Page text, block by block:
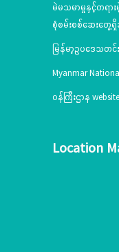
မဲမသမာမှုနှင့်တရား
စုံစမ်းစစ်ဆေးတွေ့ရှိ
မြန်မာ့ဥပဒေသ
Myanmar
ဝန်ကြီးဌာန website
Location